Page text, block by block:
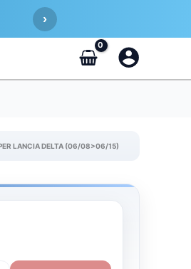
›
LANCIA DELTA (06/08>06/15)